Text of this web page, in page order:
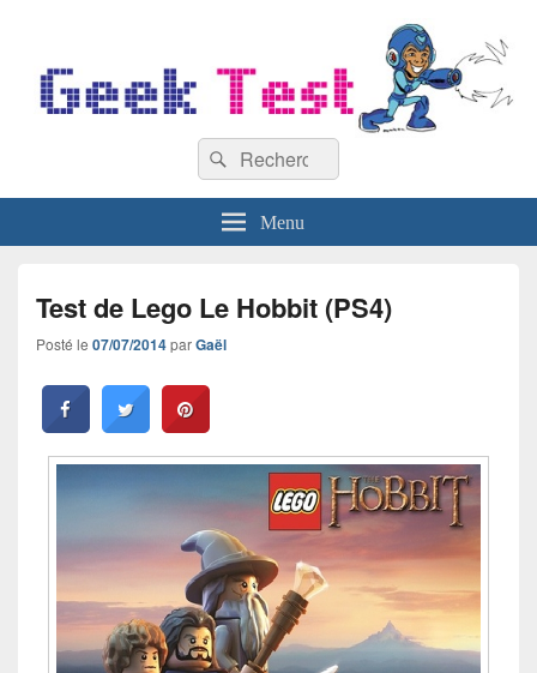
Recherche :
Rechercher
Menu
Test de Lego Le Hobbit (PS4)
Posté le 07/07/2014parGaël